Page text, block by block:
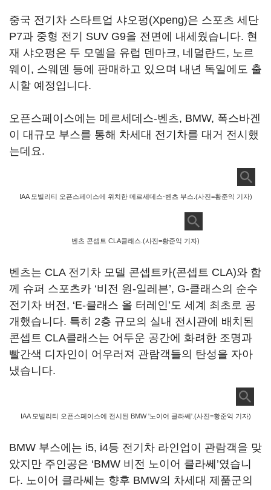
중국 전기차 스타트업 샤오펑(Xpeng)은 스포츠 세단
P7과 중형 전기 SUV G9을 전면에 내세웠습니다. 현
재 샤오펑은 두 모델을 유럽 덴마크, 네덜란드, 노르
웨이, 스웨덴 등에 판매하고 있으며 내년 독일에도 출
시할 예정입니다.
오픈스페이스에는 메르세데스-벤츠, BMW, 폭스바겐
이 대규모 부스를 통해 차세대 전기차를 대거 전시했
는데요.
IAA 모빌리티 오픈스페이스에 위치한 메르세데스-벤츠 부스.(사진=황준익 기자)
벤츠 콘셉트 CLA클래스.(사진=황준익 기자)
벤츠는 CLA 전기차 모델 콘셉트카(콘셉트 CLA)와 함
께 슈퍼 스포츠카 ‘비전 원-일레븐’, G-클래스의 순수
전기차 버전, ‘E-클래스 올 터레인’도 세계 최초로 공
개했습니다. 특히 2층 규모의 실내 전시관에 배치된
콘셉트 CLA클래스는 어두운 공간에 화려한 조명과
빨간색 디자인이 어우러져 관람객들의 탄성을 자아
냈습니다.
IAA 모빌리티 오픈스페이스에 전시된 BMW '노이어 클라쎄'.(사진=황준익 기자)
BMW 부스에는 i5, i4등 전기차 라인업이 관람객을 맞
았지만 주인공은 ‘BMW 비전 노이어 클라쎄’였습니
다. 노이어 클라쎄는 향후 BMW의 차세대 제품군의